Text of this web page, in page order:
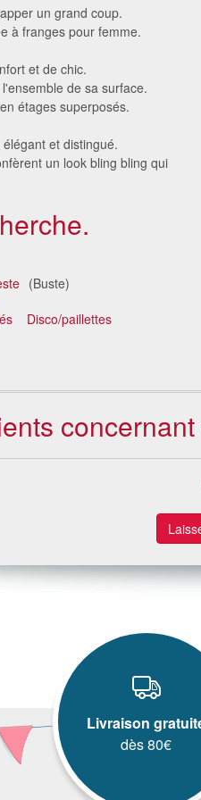
un grand coup.
à franges pour femme.
et de chic.
de sa surface.
étages superposés.
et distingué.
un look bling bling qui
(Buste)
Disco/paillettes
pour femme
Livraison
dès 80€